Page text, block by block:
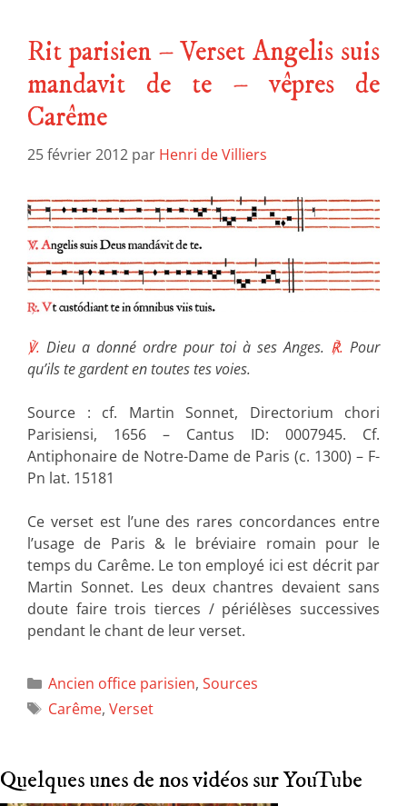
Rit parisien – Verset Angelis suis
mandavit de te – vêpres de
Carême
25 février 2012 par Henri de Villiers
℣. Dieu a donné ordre pour toi à ses Anges. ℟. Pour
qu’ils te gardent en toutes tes voies.
Source : cf. Martin Sonnet, Directorium chori
Parisiensi, 1656 – Cantus ID: 0007945. Cf.
Antiphonaire de Notre-Dame de Paris (c. 1300) – F-
Pn lat. 15181
Ce verset est l’une des rares concordances entre
l’usage de Paris & le bréviaire romain pour le
temps du Carême. Le ton employé ici est décrit par
Martin Sonnet. Les deux chantres devaient sans
doute faire trois tierces / périélèses successives
pendant le chant de leur verset.
Ancien office parisien, Sources
Carême, Verset
Quelques unes de nos vidéos sur YouTube